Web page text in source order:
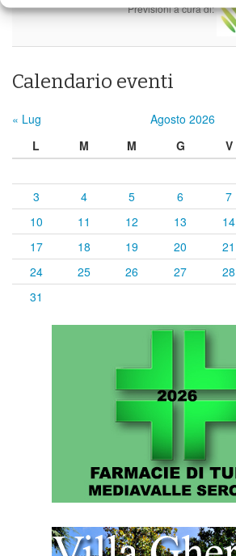
Previsioni a cura di:
Calendario eventi
« Lug Agosto 2026
L
M M G V
3
4 5 6 7
10
11 12 13 14
17
18 19 20 21
24
25 26 27 28
31